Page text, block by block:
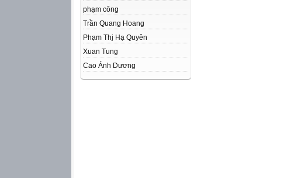
phạm công
Trần Quang Hoang
Phạm Thj Hạ Quyên
Xuan Tung
Cao Ánh Dương